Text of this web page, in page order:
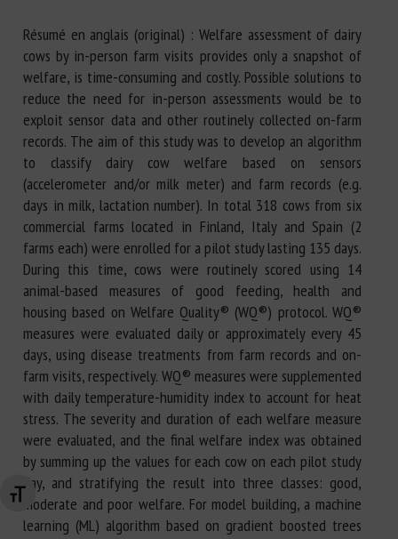
Changer la taille de la police
Résumé en anglais (original) : Welfare assessment of dairy
cows by in-person farm visits provides only a snapshot of
welfare, is time-consuming and costly. Possible solutions to
reduce the need for in-person assessments would be to
exploit sensor data and other routinely collected on-farm
records. The aim of this study was to develop an algorithm
to classify dairy cow welfare based on sensors
(accelerometer and/or milk meter) and farm records (e.g.
days in milk, lactation number). In total 318 cows from six
commercial farms located in Finland, Italy and Spain (2
farms each) were enrolled for a pilot study lasting 135 days.
During this time, cows were routinely scored using 14
animal-based measures of good feeding, health and
housing based on Welfare Quality® (WQ®) protocol. WQ®
measures were evaluated daily or approximately every 45
days, using disease treatments from farm records and on-
farm visits, respectively. WQ® measures were supplemented
with daily temperature-humidity index to account for heat
stress. The severity and duration of each welfare measure
were evaluated, and the final welfare index was obtained
by summing up the values for each cow on each pilot study
day, and stratifying the result into three classes: good,
moderate and poor welfare. For model building, a machine
learning (ML) algorithm based on gradient boosted trees